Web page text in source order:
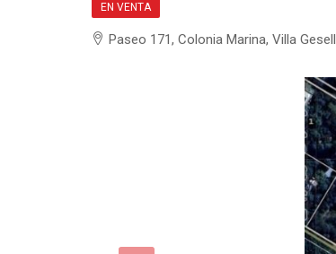
EN VENTA
Paseo 171, Colonia Marina, Villa Gesell